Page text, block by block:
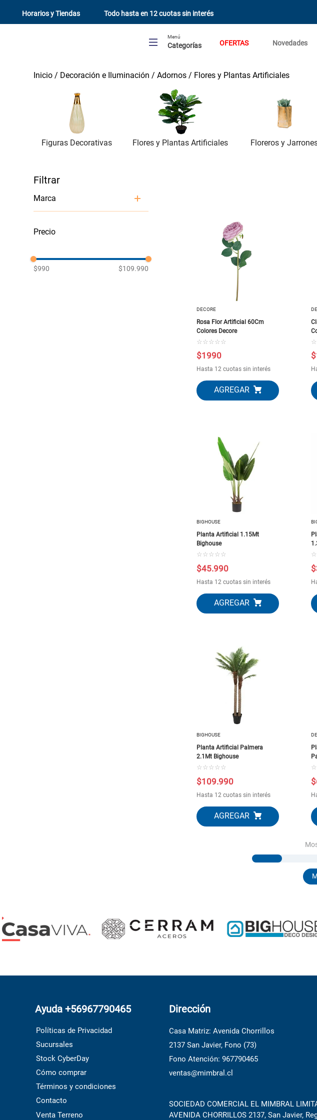
Horarios y Tiendas Todo hasta en 12 cuotas sin interés
Menú
Categorías OFERTAS Novedades
Decoración e Iluminación Adornos Flores y Plantas Artificiales
Figuras Decorativas Flores y Plantas Artificiales Floreros y
Marca
CONCEPTS LIFE
MULTIMARCA
$990 $109.990
DECORE
Rosa Flor Artificial 60Cm
Colores Decore
☆ ☆ ☆ ☆ ☆
$1990
Hasta 12 cuotas sin interés
☆
$
BIGHOUSE
Planta Artificial 1.15Mt
Bighouse
☆ ☆ ☆ ☆ ☆
$45.990
Hasta 12 cuotas sin interés
☆
$
BIGHOUSE
Planta Artificial Palmera
2.1Mt Bighouse
☆ ☆ ☆ ☆ ☆
$109.990
Hasta 12 cuotas sin interés
☆
$
Ayuda +56967790465
Políticas de Privacidad
Sucursales
Stock CyberDay
Cómo comprar
Términos y condiciones
Contacto
Venta Terreno
Dirección
Casa Matriz: Avenida Chorrillos
2137 San Javier, Fono (73)
Fono Atención: 967790465
ventas@mimbral.cl
SOCIEDAD COMERCIAL EL MIMBRAL
AVENIDA CHORRILLOS 2137, San Javier,
5.